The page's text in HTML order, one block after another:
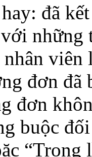
đã
những
viên
đơn
đơn
buộc